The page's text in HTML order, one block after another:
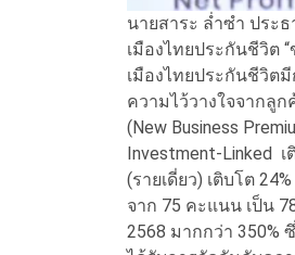
นายสาระ ล่ำซำ ประ
เมืองไทยประกันชีวิต
เมืองไทยประกันชีวิต
ความไว้วางใจจากลู
(New Business
Investment-Linked
(รายเดี่ยว) เติบโต
จาก 75 คะแนน เป็น
2568 มากกว่า 350%